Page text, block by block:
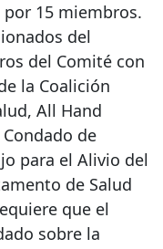
15 miembros.
del
del Comité con
la Coalición
All Hand
de
para el Alivio del
de Salud
que el
sobre la